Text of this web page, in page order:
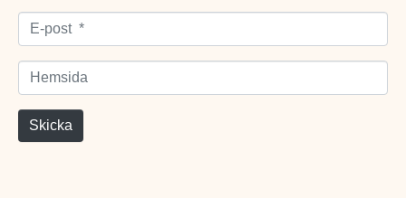
E-post *
Hemsida
Skicka